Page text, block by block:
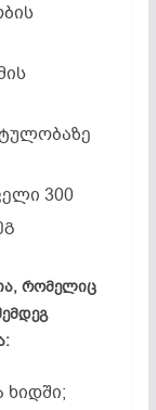
300
რომელიც
ხიდში;